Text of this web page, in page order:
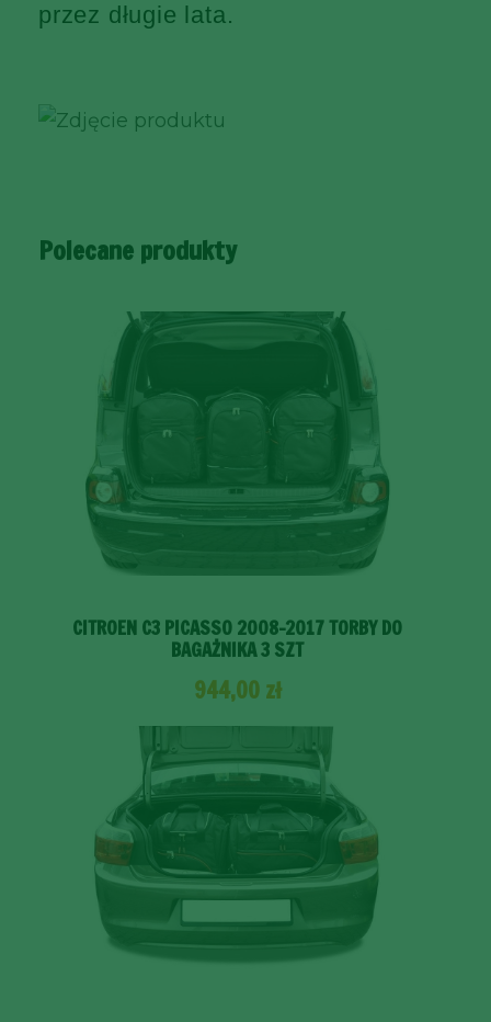
przez długie lata.
Polecane produkty
CITROEN C3 PICASSO 2008-2017 TORBY DO
BAGAŻNIKA 3 SZT
944,00 zł